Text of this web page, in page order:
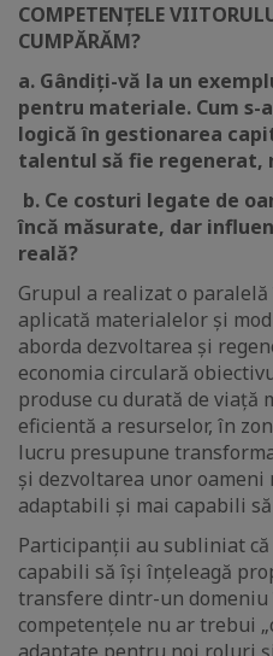
COMPETENȚELE
CUMPĂRĂM?
a. Gândiți-vă la un
pentru materiale. Cum s-
logică în gestionarea
talentul să fie regenerat,
b. Ce costuri legate de
încă măsurate, dar
reală?
Grupul a realizat o
aplicată materialelor și
aborda dezvoltarea și
economia circulară
produse cu durată de viață
eficientă a resurselor, în
lucru presupune
și dezvoltarea unor oameni
adaptabili și mai capabili
Participanții au subliniat
capabili să își înțeleagă
transfere dintr-un
competențele nu ar trebui